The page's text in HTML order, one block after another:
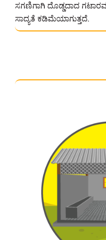
ಸಗಣಿಗಾಗಿ ದೊಡ್ಡದಾದ
ಸಾದ್ಯತೆ ಕಡಿಮೆಯಾಗುತ್ತದೆ.